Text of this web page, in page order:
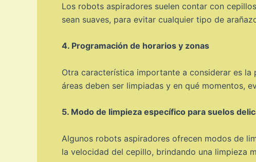
Los robots aspiradores suelen contar con
sean suaves, para evitar cualquier tipo de
4. Programación de horarios y zonas
Otra característica importante a considerar es
áreas deben ser limpiadas y en qué momentos,
5. Modo de limpieza específico para suelos
Algunos robots aspiradores ofrecen modos de
la velocidad del cepillo, brindando una limpieza